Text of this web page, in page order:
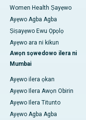
Women Health Ṣayẹwo
Ayẹwo Agba Agba
Ṣiṣayẹwo Ewu Ọpọlọ
Ayẹwo ara ni kikun
Awọn sọwedowo ilera ni
Mumbai
Ayẹwo ilera ọkan
Ayẹwo Ilera Awọn Obirin
Ayẹwo Ilera Titunto
Ayẹwo Agba Agba